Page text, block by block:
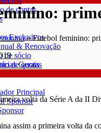
de contas
Exclusivos
& Renovação
de sócio
de quotas
Principal
Sponsor
»Futebol feminino:
Gerais
volta da Série A da II
assim a primeira volta da